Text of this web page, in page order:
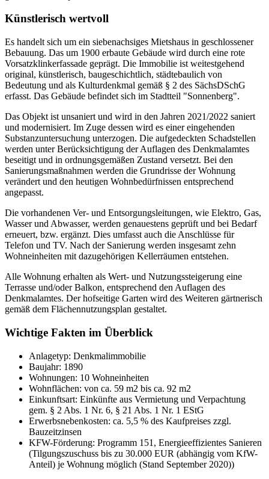
Künstlerisch wertvoll
Es handelt sich um ein siebenachsiges Mietshaus in geschlossener
Bebauung. Das um 1900 erbaute Gebäude wird durch eine rote
Vorsatzklinkerfassade geprägt. Die Immobilie ist weitestgehend
original, künstlerisch, baugeschichtlich, städtebaulich von
Bedeutung und als Kulturdenkmal gemäß § 2 des SächsDSchG
erfasst. Das Gebäude befindet sich im Stadtteil "Sonnenberg".
Das Objekt ist unsaniert und wird in den Jahren 2021/2022 saniert
und modernisiert. Im Zuge dessen wird es einer eingehenden
Substanzuntersuchung unterzogen. Die aufgedeckten Schadstellen
werden unter Berücksichtigung der Auflagen des Denkmalamtes
beseitigt und in ordnungsgemäßen Zustand versetzt. Bei den
Sanierungsmaßnahmen werden die Grundrisse der Wohnung
verändert und den heutigen Wohnbedürfnissen entsprechend
angepasst.
Die vorhandenen Ver- und Entsorgungsleitungen, wie Elektro, Gas,
Wasser und Abwasser, werden genauestens geprüft und bei Bedarf
erneuert, bzw. ergänzt. Dies umfasst auch die Anschlüsse für
Telefon und TV. Nach der Sanierung werden insgesamt zehn
Wohneinheiten mit dazugehörigen Kellerräumen entstehen.
Alle Wohnung erhalten als Wert- und Nutzungssteigerung eine
Terrasse und/oder Balkon, entsprechend den Auflagen des
Denkmalamtes. Der hofseitige Garten wird des Weiteren gärtnerisch
gemäß dem Flächennutzungsplan gestaltet.
Wichtige Fakten im Überblick
Anlagetyp: Denkmalimmobilie
Baujahr: 1890
Wohnungen: 10 Wohneinheiten
Wohnflächen: von ca. 59 m2 bis ca. 92 m2
Einkunftsart: Einkünfte aus Vermietung und Verpachtung
gem. § 2 Abs. 1 Nr. 6, § 21 Abs. 1 Nr. 1 EStG
Erwerbsnebenkosten: ca. 5,5 % des Kaufpreises zzgl.
Bauzeitzinsen
KFW-Förderung: Programm 151, Energieeffizientes Sanieren
(Tilgungszuschuss bis zu 30.000 EUR (abhängig vom KfW-
Anteil) je Wohnung möglich (Stand September 2020))